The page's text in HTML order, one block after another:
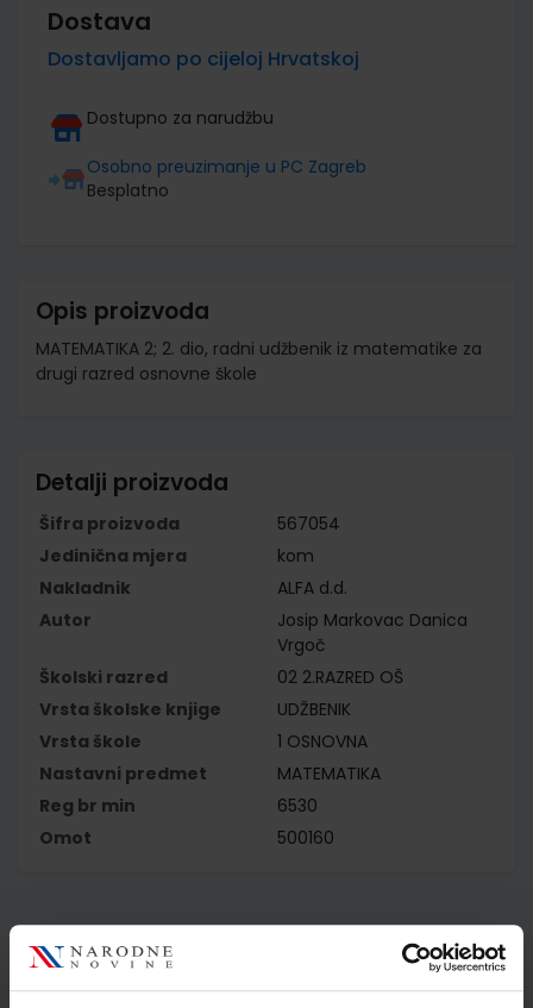
Dostava
Dostavljamo po cijeloj Hrvatskoj
Dostupno za narudžbu
Osobno preuzimanje u PC Zagreb
Besplatno
Opis proizvoda
MATEMATIKA 2; 2. dio, radni udžbenik iz matematike za
drugi razred osnovne škole
Detalji proizvoda
Šifra proizvoda
567054
Jedinična mjera
kom
Nakladnik
ALFA d.d.
Autor
Josip Markovac Danica
Vrgoč
Školski razred
02 2.RAZRED OŠ
Vrsta školske knjige
UDŽBENIK
Vrsta škole
1 OSNOVNA
Nastavni predmet
MATEMATIKA
Reg br min
6530
Omot
500160
Kupci najčešće biraju..